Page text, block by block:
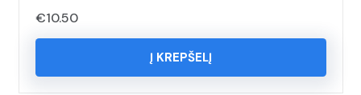
€10.50
Į KREPŠELĮ